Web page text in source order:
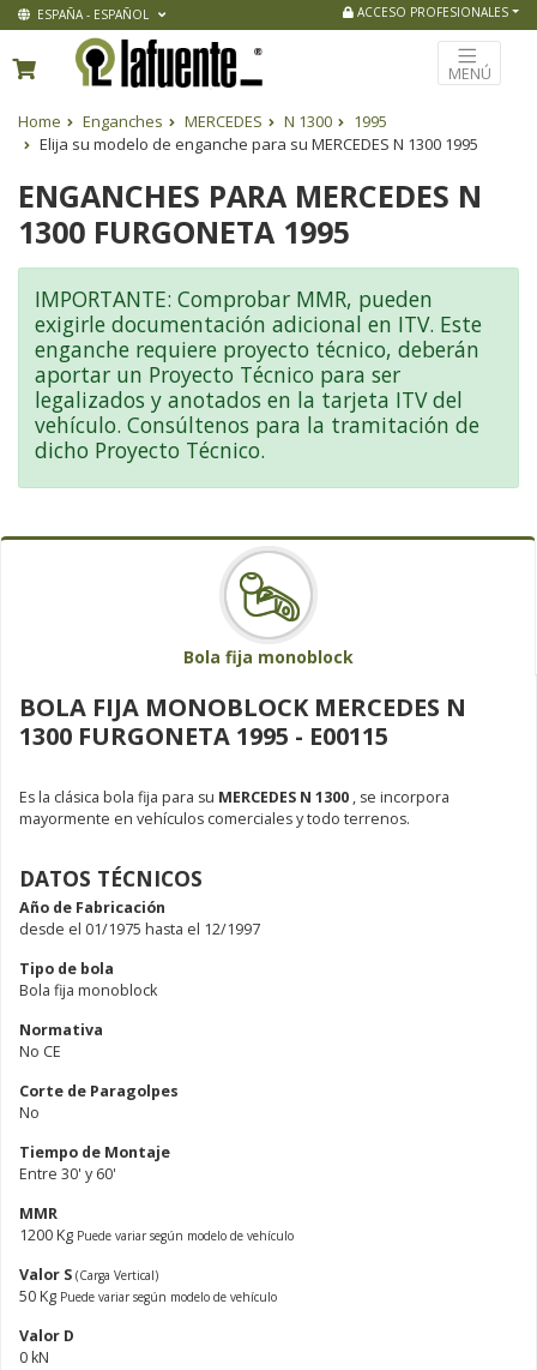
ESPAÑA - ESPAÑOL ACCESO PROFESIONALES
MENÚ
Home Enganches MERCEDES N 1300
1995
Elija su modelo de enganche para su MERCEDES N 1300 1995
ENGANCHES PARA MERCEDES N
1300 FURGONETA 1995
IMPORTANTE: Comprobar MMR, pueden
exigirle documentación adicional en ITV. Este
enganche requiere proyecto técnico, deberán
aportar un Proyecto Técnico para ser
legalizados y anotados en la tarjeta ITV del
vehículo. Consúltenos para la tramitación de
dicho Proyecto Técnico.
Bola fija monoblock
BOLA FIJA MONOBLOCK MERCEDES N
1300 FURGONETA 1995 - E00115
Es la clásica bola fija para su MERCEDES N 1300 , se incorpora
mayormente en vehículos comerciales y todo terrenos.
DATOS TÉCNICOS
Año de Fabricación
desde el 01/1975 hasta el 12/1997
Tipo de bola
Bola fija monoblock
Normativa
No CE
Corte de Paragolpes
No
Tiempo de Montaje
Entre 30' y 60'
MMR
1200 Kg Puede variar según modelo de vehículo
Valor S (Carga Vertical)
50 Kg Puede variar según modelo de vehículo
Valor D
0 kN